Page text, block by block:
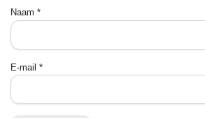
Naam *
E-mail *